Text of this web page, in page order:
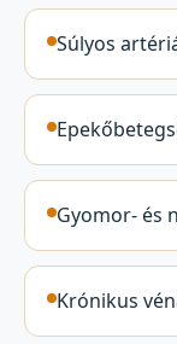
Súlyos
Gyomor- és
Krónikus